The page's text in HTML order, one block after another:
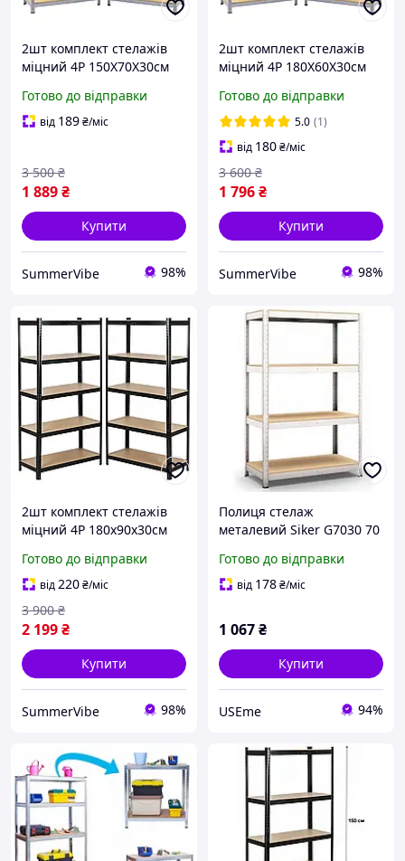
2шт комплект стелажів
міцний 4Р 150X70X30см
складський стелаж
поличний для складу
Готово до відправки
від 189₴/міс
1 889₴
3 500 ₴
Купити
SummerVibe 98%
2шт комплект стелажів
міцний 4Р 180X60X30см
складський стелаж
поличний для складу
комори гаража майстерні
Готово до відправки
5.0 (1)
від 180₴/міс
1 796₴
3 600 ₴
Купити
SummerVibe 98%
2шт комплект стелажів
міцний 4Р 180х90х30см
складський стелаж
поличний для складу
комори гаража майстерні
Ч
Готово до відправки
від220₴/міс
2 199₴
3 900 ₴
Купити
SummerVibe 98%
Полиця стелаж
металевий Siker G7030 70
навантаження 600 кг
збірної для гаража (bo-
Готово до відправки
від 178₴/міс
1 067₴
Купити
USEme 94%